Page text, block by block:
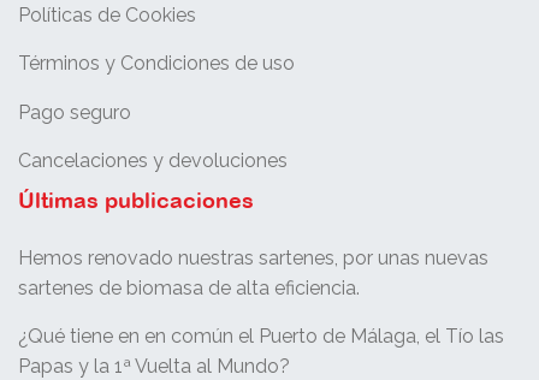
Políticas de Cookies
Términos y Condiciones de uso
Pago seguro
Cancelaciones y devoluciones
Últimas publicaciones
Hemos renovado nuestras sartenes, por unas nuevas
sartenes de biomasa de alta eficiencia.
¿Qué tiene en en común el Puerto de Málaga, el Tío las
Papas y la 1ª Vuelta al Mundo?